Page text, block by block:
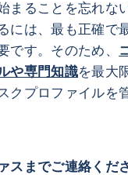
まることを忘れな
には、最も正確で
です。そのため、
や専門知識を最大
クプロファイルを
スまでご連絡くだ